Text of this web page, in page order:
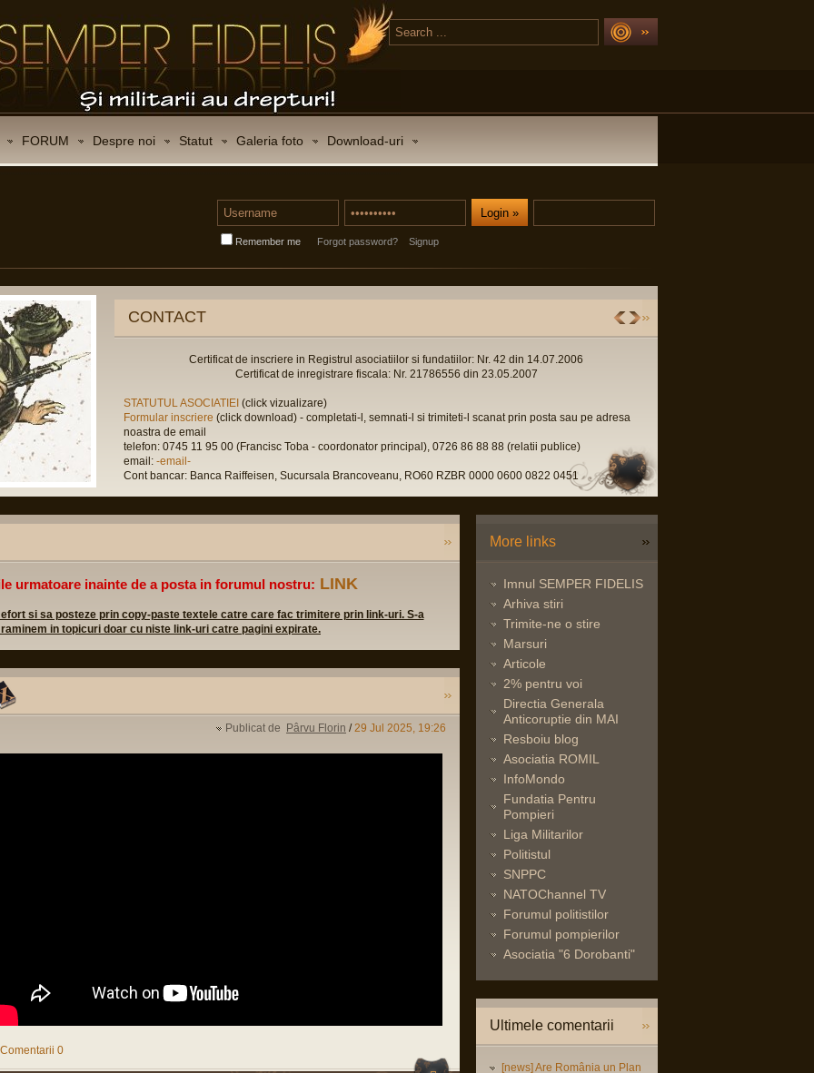
FORUM Despre noi Statut Galeria foto Download-uri
Remember me Forgot password? Signup
CONTACT
Certificat de inscriere in Registrul asociatiilor si fundatiilor: Nr. 42 din 14.07.2006
Certificat de inregistrare fiscala: Nr. 21786556 din 23.05.2007
STATUTUL ASOCIATIEI (click vizualizare)
Formular inscriere (click download) - completati-l, semnati-l si trimiteti-l scanat prin posta sau pe adresa
noastra de email
telefon: 0745 11 95 00 (Francisc Toba - coordonator principal), 0726 86 88 88 (relatii publice)
email: -email-
Cont bancar: Banca Raiffeisen, Sucursala Brancoveanu, RO60 RZBR 0000 0600 0822 0451
urmatoare inainte de a posta in forumul nostru: LINK
si sa posteze prin copy-paste textele catre care fac trimitere prin link-uri. S-a
in topicuri doar cu niste link-uri catre pagini expirate.
Publicat de Pârvu Florin /29 Jul 2025, 19:26
Comentarii 0
More links
Imnul SEMPER FIDELIS
Arhiva stiri
Trimite-ne o stire
Marsuri
Articole
2% pentru voi
Directia Generala
Anticoruptie din MAI
Resboiu blog
Asociatia ROMIL
InfoMondo
Fundatia Pentru
Pompieri
Liga Militarilor
Politistul
SNPPC
NATOChannel TV
Forumul politistilor
Forumul pompierilor
Asociatia "6 Dorobanti"
Ultimele comentarii
[news] Are România un Plan